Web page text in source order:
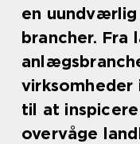
en uundværlig
brancher. Fra
virksomheder
til at
overvåge